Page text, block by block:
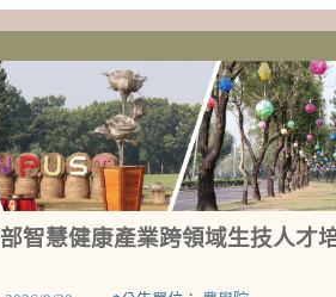
智慧健康產業跨領域生技人才